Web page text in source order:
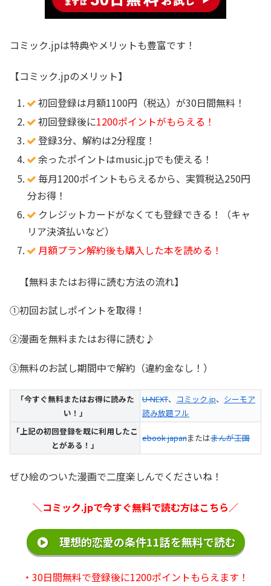
コミック.jpは特典やメリットも豊富です！
【コミック.jpのメリット】
初回登録は月額1100円（税込）が30日間無料！
初回登録後に1200ポイントがもらえる！
登録3分、解約は2分程度！
余ったポイントはmusic.jpでも使える！
毎月1200ポイントもらえるから、実質税込250円
分お得！
クレジットカードがなくても登録できる！（キャ
リア決済払いなど）
月額プラン解約後も購入した本を読める！
【無料またはお得に読む方法の流れ】
①初回お試しポイントを取得！
②漫画を無料またはお得に読む♪
③無料のお試し期間中で解約（違約金なし！）
「今すぐ無料またはお得に読みた
い！」
U-NEXT、 コミック.jp、 シーモア
読み放題フル
「上記の初回登録を既に利用したこ
とがある！」
ebook japanまたはまんが王国
ぜひ絵のついた漫画で二度楽しんでくださいね！
＼コミック.jpで今すぐ無料で読む方はこちら／
理想的恋愛の条件11話を無料で読む
・30日間無料で登録後に1200ポイントもらえます！